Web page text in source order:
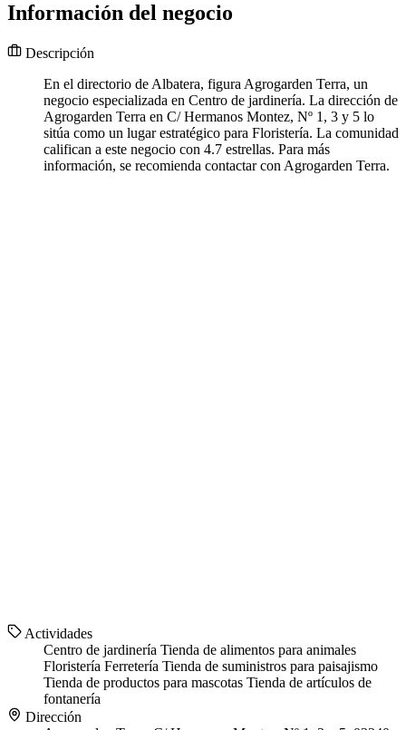
Información del negocio
Descripción
En el directorio de Albatera, figura Agrogarden Terra, un
negocio especializada en Centro de jardinería. La dirección de
Agrogarden Terra en C/ Hermanos Montez, Nº 1, 3 y 5 lo
sitúa como un lugar estratégico para Floristería. La comunidad
califican a este negocio con 4.7 estrellas. Para más
información, se recomienda contactar con Agrogarden Terra.
Actividades
Centro de jardinería Tienda de alimentos para animales
Floristería Ferretería Tienda de suministros para paisajismo
Tienda de productos para mascotas Tienda de artículos de
fontanería
Dirección